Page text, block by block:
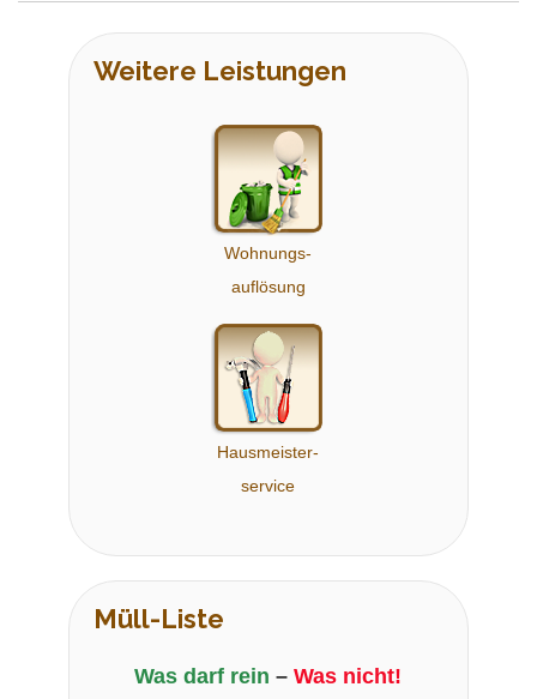
Weitere Leistungen
Wohnungs-
auflösung
Hausmeister-
service
Müll-Liste
Was darf rein –Was nicht!